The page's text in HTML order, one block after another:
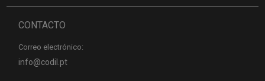
CONTACTO
Correo electrónico:
info@codil.pt